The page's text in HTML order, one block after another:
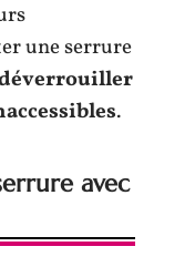
une serrure
.
avec